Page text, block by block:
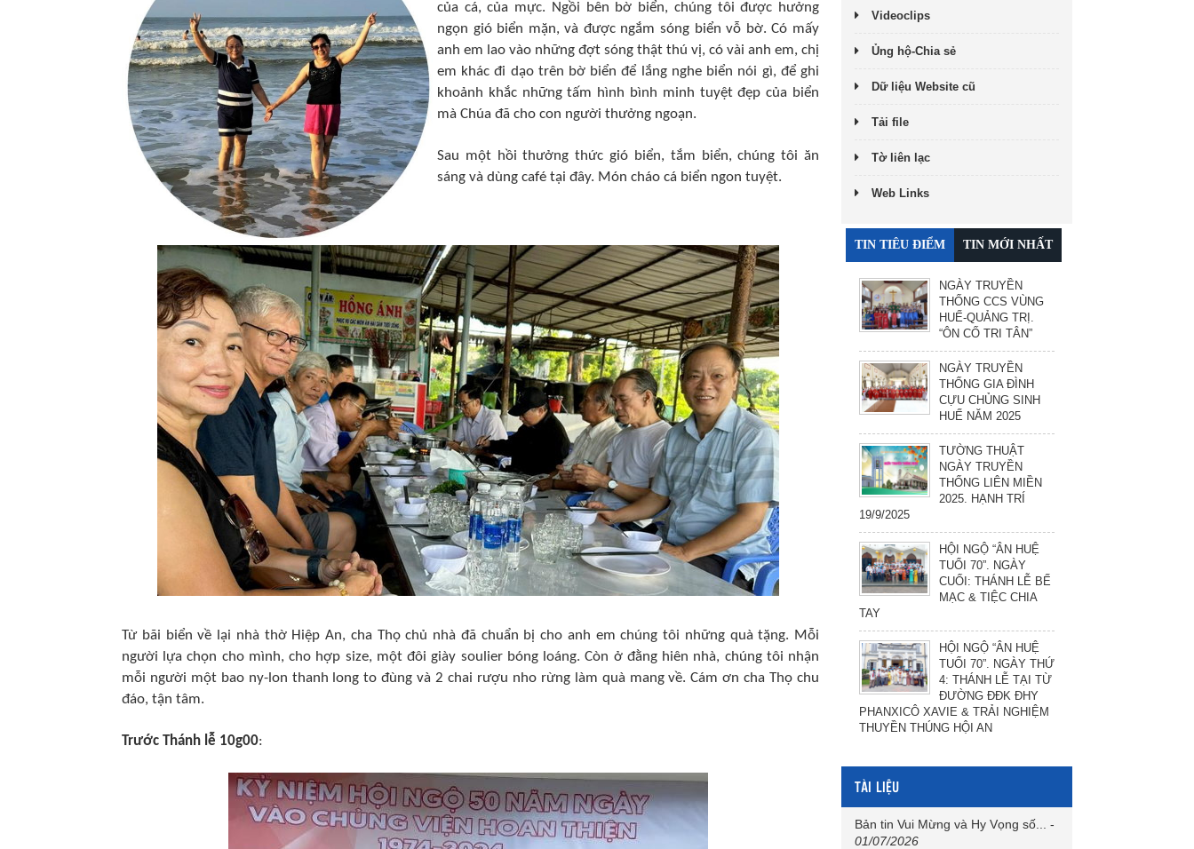
của cá, của mực. Ngồi bên bờ biển, chúng tôi được hưởng
ngọn gió biển mặn, và được ngắm sóng biển vỗ bờ. Có mấy
anh em lao vào những đợt sóng thật thú vị, có vài anh em, chị
em khác đi dạo trên bờ biển để lắng nghe biển nói gì, để ghi
khoảnh khắc những tấm hình bình minh tuyệt đẹp của biển
mà Chúa đã cho con người thưởng ngoạn.
Sau một hồi thưởng thức gió biển, tắm biển, chúng tôi ăn
sáng và dùng café tại đây. Món cháo cá biển ngon tuyệt.
Từ bãi biển về lại nhà thờ Hiệp An, cha Thọ chủ nhà đã chuẩn bị cho anh em chúng tôi những quà tặng. Mỗi
người lựa chọn cho mình, cho hợp size, một đôi giày soulier bóng loáng. Còn ở đằng hiên nhà, chúng tôi nhận
mỗi người một bao ny-lon thanh long to đùng và 2 chai rượu nho rừng làm quà mang về. Cám ơn cha Thọ chu
đáo, tận tâm.
Trước Thánh lễ 10g00:
Videoclips
Ủng hộ-Chia sẻ
Dữ liệu Website cũ
Tải file
Tờ liên lạc
Web Links
TIN TIÊU ĐIỂM TIN MỚI NHẤT
NGÀY TRUYỀN
THỐNG CCS VÙNG
HUẾ-QUẢNG TRỊ.
“ÔN CỐ TRI TÂN”
NGÀY TRUYỀN
THỐNG GIA ĐÌNH
CỰU CHỦNG SINH
HUẾ NĂM 2025
TƯỜNG THUẬT
NGÀY TRUYỀN
THỐNG LIÊN MIỀN
2025. HẠNH TRÍ
19/9/2025
HỘI NGỘ “ÂN HUỆ
TUỔI 70”. NGÀY
CUỐI: THÁNH LỄ BẾ
MẠC & TIỆC CHIA
TAY
HỘI NGỘ “ÂN HUỆ
TUỔI 70”. NGÀY THỨ
4: THÁNH LỄ TẠI TỪ
ĐƯỜNG ĐĐK ĐHY
PHANXICÔ XAVIE & TRẢI NGHIỆM
THUYỀN THÚNG HỘI AN
TÀI LIỆU
Bản tin Vui Mừng và Hy Vọng số...
-
01/07/2026